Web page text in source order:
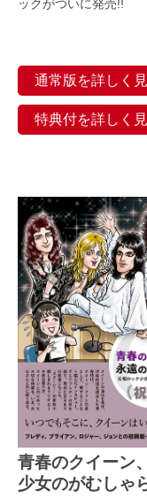
ックがついに発売!!
通常版を詳しく
特典付を詳しく
青春のクイーン
少女のがむしゃ